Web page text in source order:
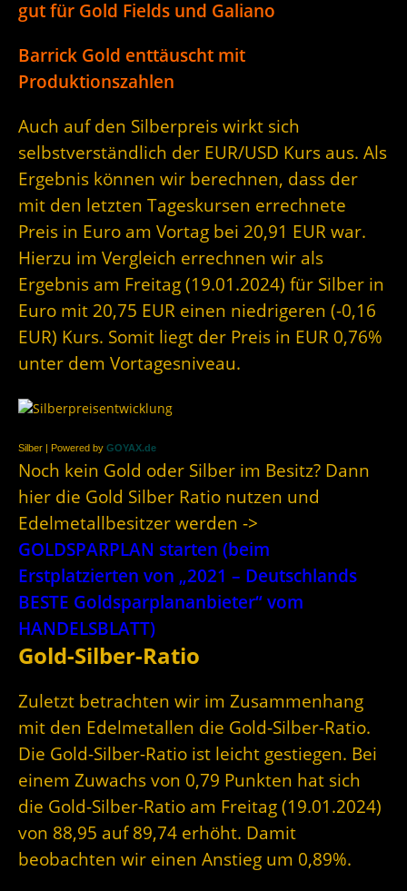
gut für Gold Fields und Galiano
Barrick Gold enttäuscht mit
Produktionszahlen
Auch auf den Silberpreis wirkt sich
selbstverständlich der EUR/USD Kurs aus. Als
Ergebnis können wir berechnen, dass der
mit den letzten Tageskursen errechnete
Preis in Euro am Vortag bei 20,91 EUR war.
Hierzu im Vergleich errechnen wir als
Ergebnis am Freitag (19.01.2024) für Silber in
Euro mit 20,75 EUR einen niedrigeren (-0,16
EUR) Kurs. Somit liegt der Preis in EUR 0,76%
unter dem Vortagesniveau.
Silber | Powered by GOYAX.de
Noch kein Gold oder Silber im Besitz? Dann
hier die Gold Silber Ratio nutzen und
Edelmetallbesitzer werden ->
GOLDSPARPLAN starten (beim
Erstplatzierten von „2021 – Deutschlands
BESTE Goldsparplananbieter“ vom
HANDELSBLATT)
Gold-Silber-Ratio
Zuletzt betrachten wir im Zusammenhang
mit den Edelmetallen die Gold-Silber-Ratio.
Die Gold-Silber-Ratio ist leicht gestiegen. Bei
einem Zuwachs von 0,79 Punkten hat sich
die Gold-Silber-Ratio am Freitag (19.01.2024)
von 88,95 auf 89,74 erhöht. Damit
beobachten wir einen Anstieg um 0,89%.